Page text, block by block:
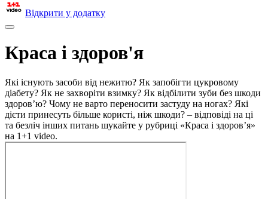
Відкрити у додатку
Краса і здоров'я
Які існують засоби від нежитю? Як запобігти цукровому
діабету? Як не захворіти взимку? Як відбілити зуби без шкоди
здоров’ю? Чому не варто переносити застуду на ногах? Які
дієти принесуть більше користі, ніж шкоди? – відповіді на ці
та безліч інших питань шукайте у рубриці «Краса і здоров’я»
на 1+1 video.